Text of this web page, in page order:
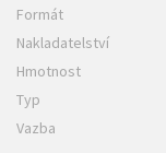
Formát
Nakladatelství
Hmotnost
Typ
Vazba